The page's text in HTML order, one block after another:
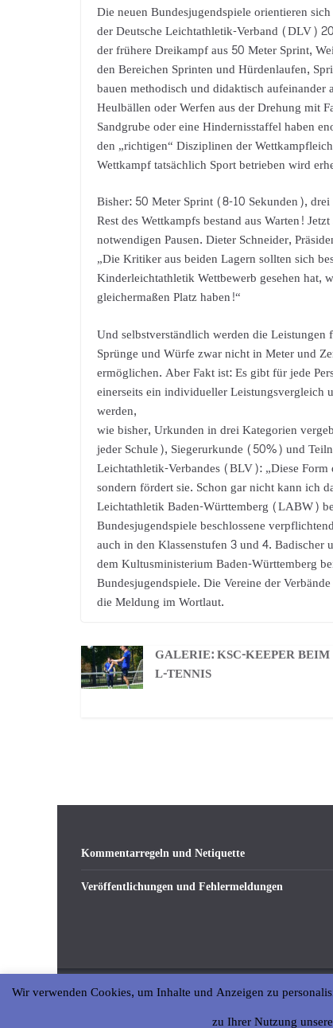
Die neuen Bundesjugendspiele orientieren
der Deutsche Leichtathletik-Verband (DLV)
der frühere Dreikampf aus 50 Meter Sprint,
den Bereichen Sprinten und Hürdenlaufen,
bauen methodisch und didaktisch
Heulbällen oder Werfen aus der Drehung mit
Sandgrube oder eine Hindernisstaffel haben
den „richtigen“ Disziplinen der
Wettkampf tatsächlich Sport betrieben wird
Bisher: 50 Meter Sprint (8-10 Sekunden),
Rest des Wettkampfs bestand aus Warten!
notwendigen Pausen. Dieter Schneider,
„Die Kritiker aus beiden Lagern sollten sich
Kinderleichtathletik Wettbewerb gesehen hat,
gleichermaßen Platz haben!“
Und selbstverständlich werden die
Sprünge und Würfe zwar nicht in Meter und
ermöglichen. Aber Fakt ist: Es gibt für jede
einerseits ein individueller Leistungsvergleich
werden,
wie bisher, Urkunden in drei Kategorien
jeder Schule), Siegerurkunde (50%) und
Leichtathletik-Verbandes (BLV): „Diese
sondern fördert sie. Schon gar nicht kann ich
Leichtathletik Baden-Württemberg (LABW)
Bundesjugendspiele beschlossene
auch in den Klassenstufen 3 und 4.
dem Kultusministerium Baden-Württemberg
Bundesjugendspiele. Die Vereine der
die Meldung im Wortlaut.
GALERIE: KSC-KEEPER BEIM
-TENNIS
Kommentarregeln und Netiquette
Veröffentlichungen und Fehlermeldungen
Copyright © 2026abseits-ka . All rights reserved.
Wir verwenden Cookies, um Inhalte und Anzeigen zu
zu Ihrer Nutzung